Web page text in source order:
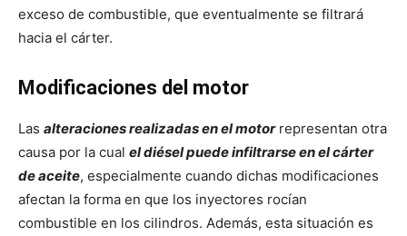
exceso de combustible, que eventualmente se filtrará
hacia el cárter.
Modificaciones del motor
Las alteraciones realizadas en el motor representan otra
causa por la cual el diésel puede infiltrarse en el cárter
de aceite, especialmente cuando dichas modificaciones
afectan la forma en que los inyectores rocían
combustible en los cilindros. Además, esta situación es